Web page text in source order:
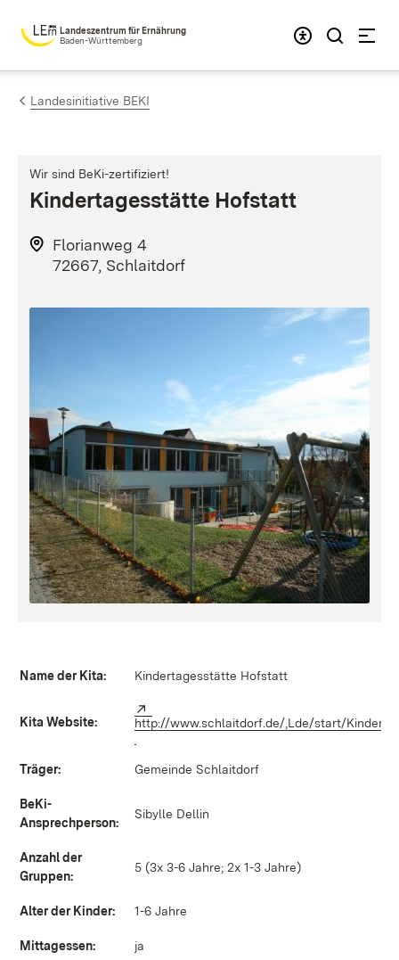
Zum Inhalt springen
Landeszentrum für Ernährung
Baden-Württemberg
Landesinitiative BEKI
Wir sind BeKi-zertifiziert!
Kindertagesstätte Hofstatt
Florianweg 4
72667, Schlaitdorf
Name der Kita: Kindertagesstätte Hofstatt
Kita Website:
http://www.schlaitdorf.de/,Lde/start/
Träger: Gemeinde Schlaitdorf
BeKi-
Ansprechperson:
Sibylle Dellin
Anzahl der
Gruppen:
5 (3x 3-6 Jahre; 2x 1-3 Jahre)
Alter der Kinder: 1-6 Jahre
Mittagessen: ja